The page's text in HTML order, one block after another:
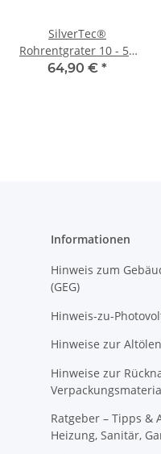
SilverTec®
Rohrentgrater 10 - 54
mm innen und außen
64,90 € *
Informationen
Hinweis zum
(GEG)
Hinweis-zu-
Hinweise zur
Hinweise zur
Ratgeber – Tipps &
Heizung, Sanitär,